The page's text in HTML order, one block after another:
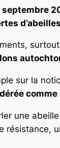
sur la
comme
une
résistance,